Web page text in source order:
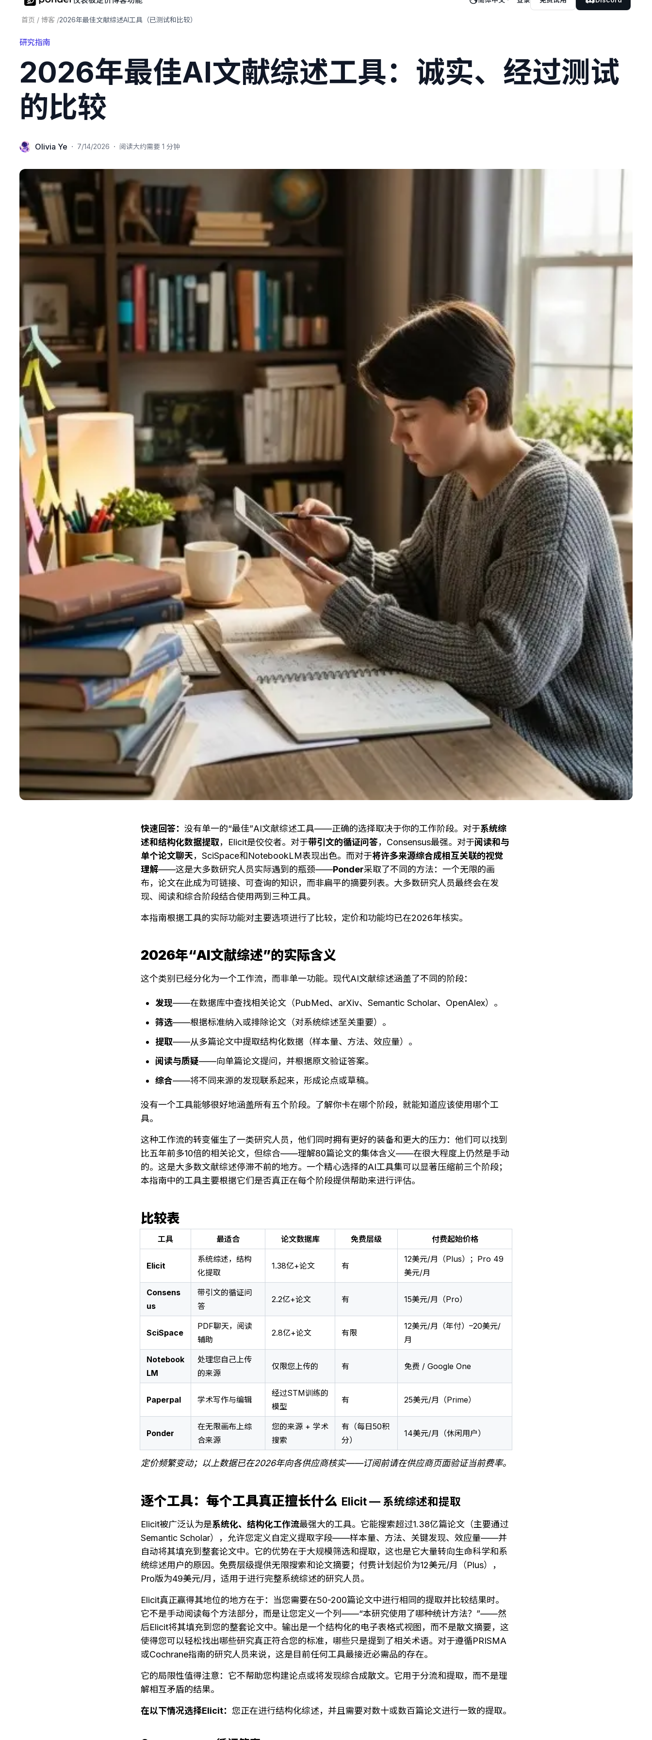
首页 / 博客 /2026年最佳文献综述AI工具（已测试和比较）
研究指南
2026年最佳AI文献综述工具：诚实、经过测试
的比较
Olivia Ye · 7/14/2026 · 阅读大约需要 1 分钟
快速回答： 没有单一的“最佳”AI文献综述工具——正确的选择取决于你的工作阶段。对于系统综
述和结构化数据提取，Elicit是佼佼者。对于带引文的循证问答，Consensus最强。对于阅读和与
单个论文聊天，SciSpace和NotebookLM表现出色。而对于将许多来源综合成相互关联的视觉
理解——这是大多数研究人员实际遇到的瓶颈——Ponder采取了不同的方法：一个无限的画
布，论文在此成为可链接、可查询的知识，而非扁平的摘要列表。大多数研究人员最终会在发
现、阅读和综合阶段结合使用两到三种工具。
本指南根据工具的实际功能对主要选项进行了比较，定价和功能均已在2026年核实。
2026年“AI文献综述”的实际含义
这个类别已经分化为一个工作流，而非单一功能。现代AI文献综述涵盖了不同的阶段：
发现——在数据库中查找相关论文（PubMed、arXiv、Semantic Scholar、OpenAlex）。
筛选——根据标准纳入或排除论文（对系统综述至关重要）。
提取——从多篇论文中提取结构化数据（样本量、方法、效应量）。
阅读与质疑——向单篇论文提问，并根据原文验证答案。
综合——将不同来源的发现联系起来，形成论点或草稿。
没有一个工具能够很好地涵盖所有五个阶段。了解你卡在哪个阶段，就能知道应该使用哪个工
具。
这种工作流的转变催生了一类研究人员，他们同时拥有更好的装备和更大的压力：他们可以找到
比五年前多10倍的相关论文，但综合——理解80篇论文的集体含义——在很大程度上仍然是手动
的。这是大多数文献综述停滞不前的地方。一个精心选择的AI工具集可以显著压缩前三个阶段；
本指南中的工具主要根据它们是否真正在每个阶段提供帮助来进行评估。
比较表
工具 最适合 论文数据库 免费层级 付费起始价格
Elicit
系统综述，结构
化提取
1.38亿+论文 有
12美元/月（Plus）；Pro 49
美元/月
Consens
us
带引文的循证问
答
2.2亿+论文 有 15美元/月（Pro）
SciSpace
PDF聊天，阅读
辅助
2.8亿+论文 有限
12美元/月（年付）–20美元/
月
Notebook
LM
处理您自己上传
的来源
仅限您上传的 有 免费 / Google One
Paperpal 学术写作与编辑
经过STM训练的
模型
有 25美元/月（Prime）
Ponder
在无限画布上综
合来源
您的来源 + 学术
搜索
有（每日50积
分）
14美元/月（休闲用户）
定价频繁变动；以上数据已在2026年向各供应商核实——订阅前请在供应商页面验证当前费率。
逐个工具：每个工具真正擅长什么 Elicit — 系统综述和提取
Elicit被广泛认为是系统化、结构化工作流最强大的工具。它能搜索超过1.38亿篇论文（主要通过
Semantic Scholar），允许您定义自定义提取字段——样本量、方法、关键发现、效应量——并
自动将其填充到整套论文中。它的优势在于大规模筛选和提取，这也是它大量转向生命科学和系
统综述用户的原因。免费层级提供无限搜索和论文摘要；付费计划起价为12美元/月（Plus），
Pro版为49美元/月，适用于进行完整系统综述的研究人员。
Elicit真正赢得其地位的地方在于：当您需要在50-200篇论文中进行相同的提取并比较结果时。
它不是手动阅读每个方法部分，而是让您定义一个列——“本研究使用了哪种统计方法？”——然
后Elicit将其填充到您的整套论文中。输出是一个结构化的电子表格式视图，而不是散文摘要，这
使得您可以轻松找出哪些研究真正符合您的标准，哪些只是提到了相关术语。对于遵循PRISMA
或Cochrane指南的研究人员来说，这是目前任何工具最接近必需品的存在。
它的局限性值得注意：它不帮助您构建论点或将发现综合成散文。它用于分流和提取，而不是理
解相互矛盾的结果。
在以下情况选择Elicit： 您正在进行结构化综述，并且需要对数十或数百篇论文进行一致的提取。